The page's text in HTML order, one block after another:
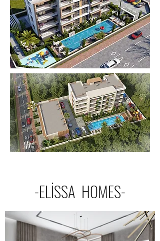
-ELİSSA HOMES-